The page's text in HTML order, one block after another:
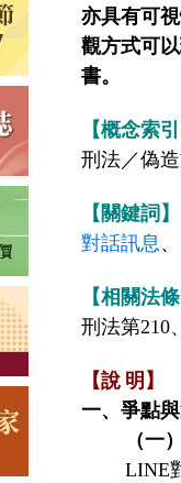
亦具有可
觀方式可
書。
【概念索引
刑法／偽
【關鍵詞】
對話訊息、
【相關法條
刑法第210
【說 明】
一、爭點
（一
LINE